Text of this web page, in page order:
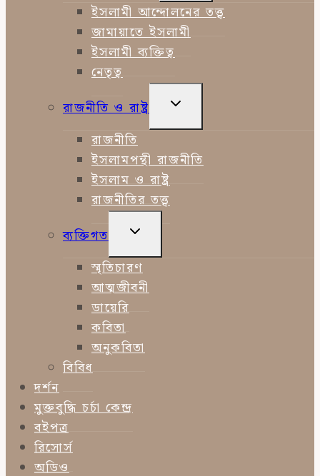
MENU
ইসলামী আন্দোলনের তত্ত্ব
জামায়াতে ইসলামী
ইসলামী ব্যক্তিত্ব
নেতৃত্ব
রাজনীতি ও রাষ্ট্র
TOGGLE
রাজনীতি
ইসলামপন্থী রাজনীতি
ইসলাম ও রাষ্ট্র
রাজনীতির তত্ত্ব
ব্যক্তিগত
TOGGLE
MENU
স্মৃতিচারণ
আত্মজীবনী
ডায়েরি
কবিতা
অনুকবিতা
বিবিধ
দর্শন
মুক্তবুদ্ধি চর্চা কেন্দ্র
বইপত্র
রিসোর্স
অডিও